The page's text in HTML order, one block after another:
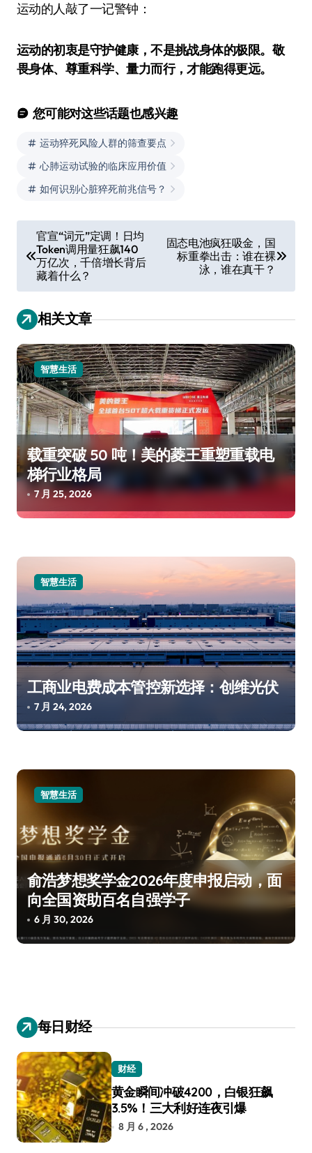
运动的人敲了一记警钟：
运动的初衷是守护健康，不是挑战身体的极限。敬
畏身体、尊重科学、量力而行，才能跑得更远。
您可能对这些话题也感兴趣
运动猝死风险人群的筛查要点
心肺运动试验的临床应用价值
如何识别心脏猝死前兆信号？
章
官宣“词元”定调！日均
Token调用量狂飙140
万亿次，千倍增长背后
藏着什么？
固态电池疯狂吸金，国
标重拳出击：谁在裸
泳，谁在真干？
相关文章
智慧生活
载重突破 50 吨！美的菱王重塑重载电
梯行业格局
7 月 25, 2026
智慧生活
工商业电费成本管控新选择：创维光伏
7 月 24, 2026
智慧生活
俞浩梦想奖学金2026年度申报启动，面
向全国资助百名自强学子
6 月 30, 2026
每日财经
财经
黄金瞬间冲破4200，白银狂飙
3.5%！三大利好连夜引爆
8 月 6 , 2026